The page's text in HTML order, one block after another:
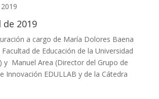
2019
a cargo de María Dolores Baena
de Educación de la Universidad
y Manuel Area (Director del Grupo de
Innovación EDULLAB y de la Cátedra